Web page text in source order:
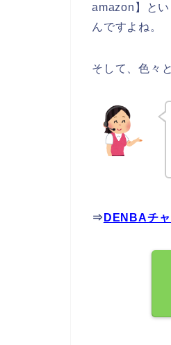
amazon】と
んですよね。
そして、色々
⇒ DENBAチ